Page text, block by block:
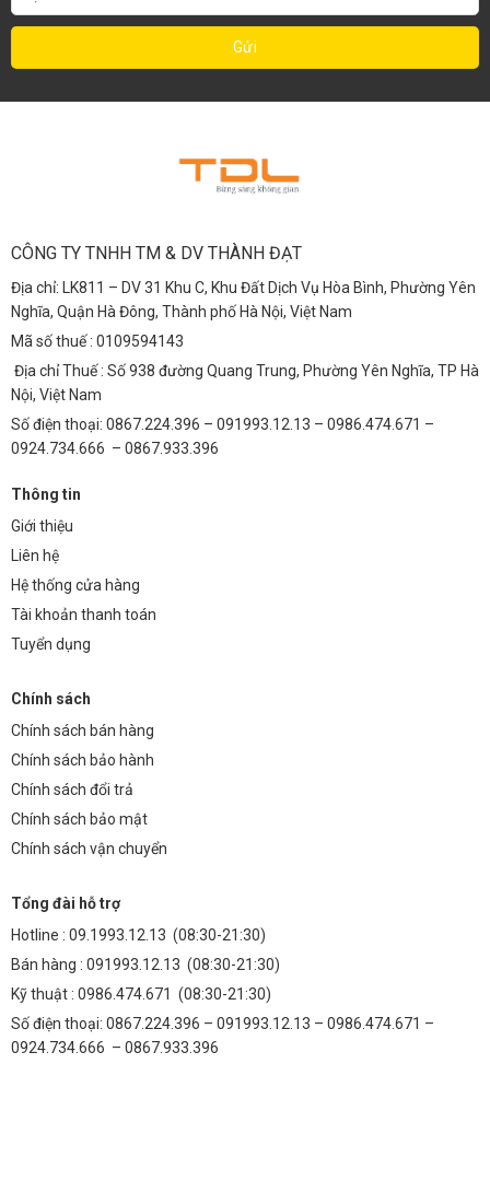
CÔNG TY TNHH TM & DV THÀNH ĐẠT
Địa chỉ: LK811 – DV 31 Khu C, Khu Đất Dịch Vụ Hòa Bình, Phường Yên
Nghĩa, Quận Hà Đông, Thành phố Hà Nội, Việt Nam
Mã số thuế : 0109594143
Địa chỉ Thuế : Số 938 đường Quang Trung, Phường Yên Nghĩa, TP Hà
Nội, Việt Nam
Số điện thoại: 0867.224.396 – 091993.12.13 – 0986.474.671 –
0924.734.666 – 0867.933.396
Thông tin
Giới thiệu
Liên hệ
Hệ thống cửa hàng
Tài khoản thanh toán
Tuyển dụng
Chính sách
Chính sách bán hàng
Chính sách bảo hành
Chính sách đổi trả
Chính sách bảo mật
Chính sách vận chuyển
Tổng đài hỗ trợ
Hotline : 09.1993.12.13 (08:30-21:30)
Bán hàng : 091993.12.13 (08:30-21:30)
Kỹ thuật : 0986.474.671 (08:30-21:30)
Số điện thoại: 0867.224.396 – 091993.12.13 – 0986.474.671 –
0924.734.666 – 0867.933.396